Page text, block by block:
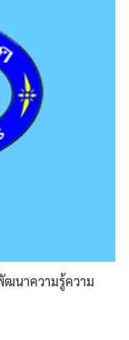
ฒนาความรู้ความ